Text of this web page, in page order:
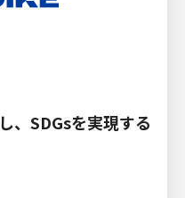
、SDGsを実現する